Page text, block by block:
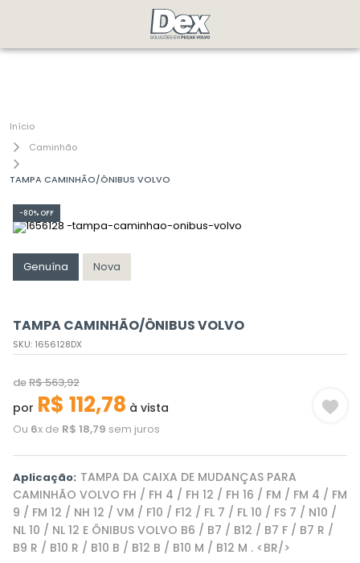
Caminhão
TAMPA CAMINHÃO/ÔNIBUS VOLVO
-80% OFF
Genuína Nova
TAMPA CAMINHÃO/ÔNIBUS VOLVO
SKU: 1656128DX
deR$563,92
por R$ 112,78 à vista
Ou 6x de R$ 18,79 sem juros
Aplicação: TAMPA DA CAIXA DE MUDANÇAS PARA
CAMINHÃO VOLVO FH / FH 4 / FH 12 / FH 16 / FM / FM 4 / FM
9 / FM 12 / NH 12 / VM / F10 / F12 / FL 7 / FL 10 / FS 7 / N10 /
NL 10 / NL 12 E ÔNIBUS VOLVO B6 / B7 / B12 / B7 F / B7 R /
B9 R / B10 R / B10 B / B12 B / B10 M / B12 M . <BR/>